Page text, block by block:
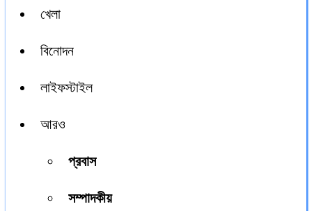
খেলা
বিনোদন
লাইফস্টাইল
আরও
প্রবাস
সম্পাদকীয়